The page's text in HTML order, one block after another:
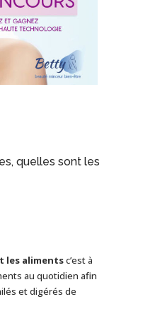
quelles sont les
les alimentsc’est à
au quotidien afin
et digérés de